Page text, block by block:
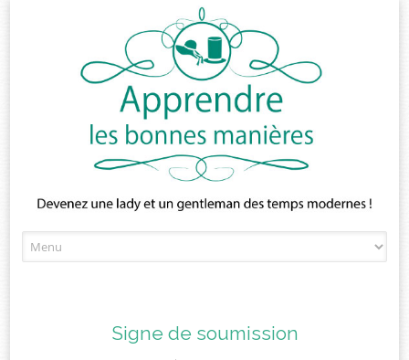
to
Signe de soumission